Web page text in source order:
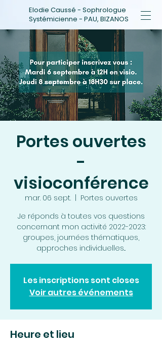
Elodie Caussé - Sophrologue
Systémicienne - PAU, BIZANOS
Portes ouvertes
-
visioconférence
mar. 06 sept.
  |
Portes ouvertes
Je réponds à toutes vos questions
concernant mon activité 2022-2023:
groupes, journées thématiques,
approches individuelles...
Les inscriptions sont closes
Voir autres événements
Heure et lieu